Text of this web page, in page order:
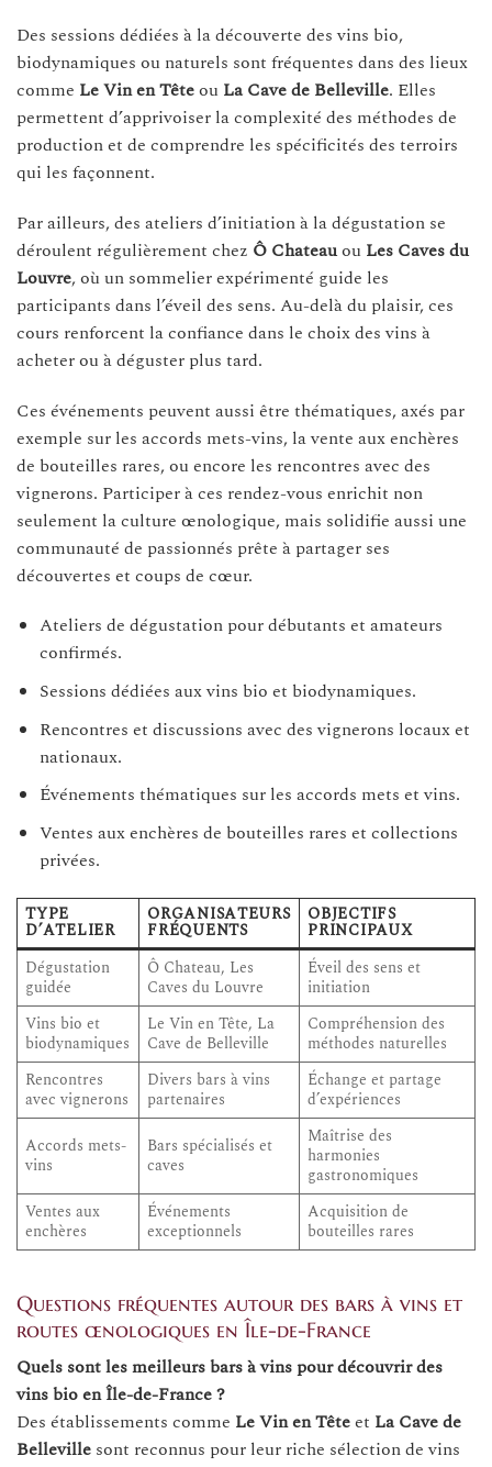
Des sessions dédiées à la découverte des vins bio,
biodynamiques ou naturels sont fréquentes dans des lieux
comme Le Vin en Têteou La Cave de Belleville. Elles
permettent d’apprivoiser la complexité des méthodes de
production et de comprendre les spécificités des terroirs
qui les façonnent.
Par ailleurs, des ateliers d’initiation à la dégustation se
déroulent régulièrement chez Ô Chateauou Les Caves du
Louvre, où un sommelier expérimenté guide les
participants dans l’éveil des sens. Au-delà du plaisir, ces
cours renforcent la confiance dans le choix des vins à
acheter ou à déguster plus tard.
Ces événements peuvent aussi être thématiques, axés par
exemple sur les accords mets-vins, la vente aux enchères
de bouteilles rares, ou encore les rencontres avec des
vignerons. Participer à ces rendez-vous enrichit non
seulement la culture œnologique, mais solidifie aussi une
communauté de passionnés prête à partager ses
découvertes et coups de cœur.
Ateliers de dégustation pour débutants et amateurs
confirmés.
Sessions dédiées aux vins bio et biodynamiques.
Rencontres et discussions avec des vignerons locaux et
nationaux.
Événements thématiques sur les accords mets et vins.
Ventes aux enchères de bouteilles rares et collections
privées.
TYPE
D’ATELIER
ORGANISATEURS
FRÉQUENTS
OBJECTIFS
PRINCIPAUX
Dégustation
guidée
Ô Chateau, Les
Caves du Louvre
Éveil des sens et
initiation
Vins bio et
biodynamiques
Le Vin en Tête, La
Cave de Belleville
Compréhension des
méthodes naturelles
Rencontres
avec vignerons
Divers bars à vins
partenaires
Échange et partage
d’expériences
Accords mets-
vins
Bars spécialisés et
caves
Maîtrise des
harmonies
gastronomiques
Ventes aux
enchères
Événements
exceptionnels
Acquisition de
bouteilles rares
Questions fréquentes autour des bars à vins et
routes œnologiques en Île-de-France
Quels sont les meilleurs bars à vins pour découvrir des
vins bio en Île-de-France ?
Des établissements comme Le Vin en Têteet La Cave de
Belleville sont reconnus pour leur riche sélection de vins